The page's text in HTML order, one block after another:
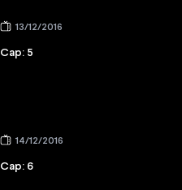
13/12/2016
Cap: 5
14/12/2016
Cap: 6